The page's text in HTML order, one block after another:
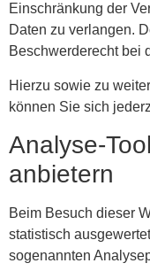
Einschränkung der
Daten zu verlangen.
Beschwerderecht bei
Hierzu sowie zu
können Sie sich
Analyse-
anbietern
Beim Besuch dieser
statistisch
sogenannten